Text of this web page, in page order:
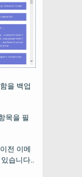
을 백업
목을 필
전 이메
습니다..